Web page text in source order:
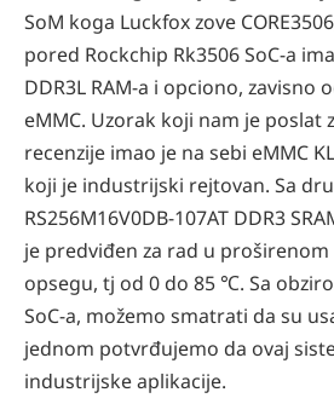
SoM koga Luckfox zove
pored Rockchip Rk3506 SoC-a
DDR3L RAM-a i opciono, zavisno
eMMC. Uzorak koji nam je poslat
recenzije imao je na sebi eMMC
koji je industrijski rejtovan. Sa
RS256M16V0DB-107AT DDR3
je predviđen za rad u
opsegu, tj od 0 do 85 ℃. Sa
SoC-a, možemo smatrati da su
jednom potvrđujemo da ovaj
industrijske aplikacije.